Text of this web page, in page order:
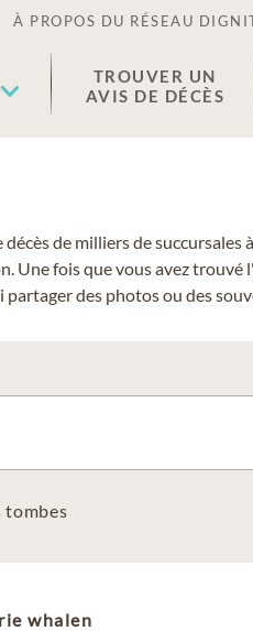
À PROPOS DU RÉSEAU
TROUVER UN
AVIS DE DÉCÈS
de milliers de
fois que vous avez trouvé
des photos ou des
tombes
whalen